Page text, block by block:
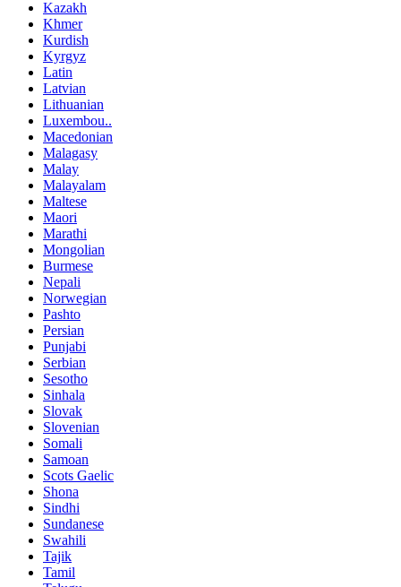
Kazakh
Khmer
Kurdish
Kyrgyz
Latin
Latvian
Lithuanian
Luxembou..
Macedonian
Malagasy
Malay
Malayalam
Maltese
Maori
Marathi
Mongolian
Burmese
Nepali
Norwegian
Pashto
Persian
Punjabi
Serbian
Sesotho
Sinhala
Slovak
Slovenian
Somali
Samoan
Scots Gaelic
Shona
Sindhi
Sundanese
Swahili
Tajik
Tamil